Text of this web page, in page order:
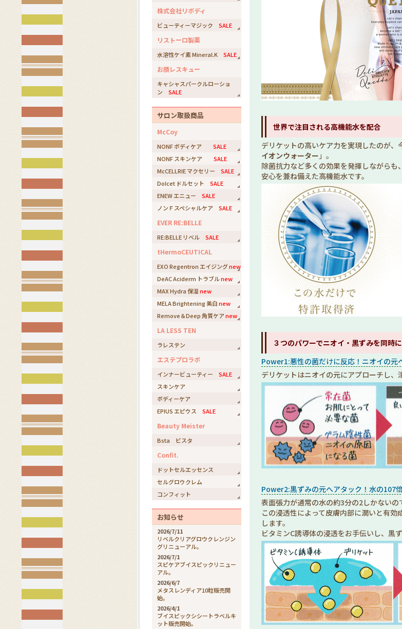
株式会社リボディ
ビューティーマジック SALE
リストーロ製薬
水溶性ケイ素 Mineral.K SALE
お顔レスキュー
キャシャスパークルローショ
ン SALE
サロン取扱商品
McCoy
NONF ボディケア SALE
NONF スキンケア SALE
McCELLRIE マクセリー SALE
Dolcet ドルセット SALE
ENEW エニュー SALE
ノンＦスペシャルケア SALE
EVER RE:BELLE
RE:BELLE リベル SALE
tHermoCEUTICAL
EXO Regentron エイジングnew
DeAC Aciderm トラブルnew
MAX Hydra 保湿new
MELA Brightening 美白new
Remove＆Deep 角質ケアnew
LA LESS TEN
ラレステン
エステプロラボ
インナービューティー SALE
スキンケア
ボディーケア
EPIUS エピウス SALE
Beauty Meister
Bsta ビスタ
Confit.
ドットセルエッセンス
セルグロウクレム
コンフィット
お知らせ
2026/7/11
リベルクリアグロウクレンジン
グリニューアル。
2026/7/1
スピケアブイスピックリニュー
アル。
2026/6/7
メタスレンディア10粒販売開
始。
2026/4/1
ブイスピックシシートラベルキ
ット販売開始。
世界で注目される高機能水を配合
デリケットの高いケア力を実現したのが、
イオンウォーター」。
除菌抗力など多くの効果を発揮しながら
安心を兼ね備えた高機能水です。
３つのパワーでニオイ・黒ずみを同時
Power1:悪性の菌だけに反応！ニオイの元
デリケットはニオイの元にアプローチし、
Power2:黒ずみの元へアタック！水の107
表面張力が通常の水の約3分の2しかないの
この浸透性によって皮膚内部に潤いと有
します。
ビタミンC誘導体の浸透をお手伝いし、黒